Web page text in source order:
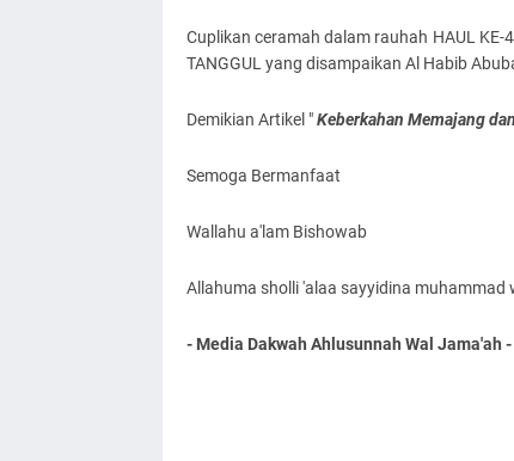
Cuplikan ceramah dalam rauhah HAUL KE-
TANGGUL yang disampaikan Al Habib
Demikian Artikel "Keberkahan Memajang
Semoga Bermanfaat
Wallahu a'lam Bishowab
Allahuma sholli 'alaa sayyidina muhammad
- Media Dakwah Ahlusunnah Wal Jama'ah -